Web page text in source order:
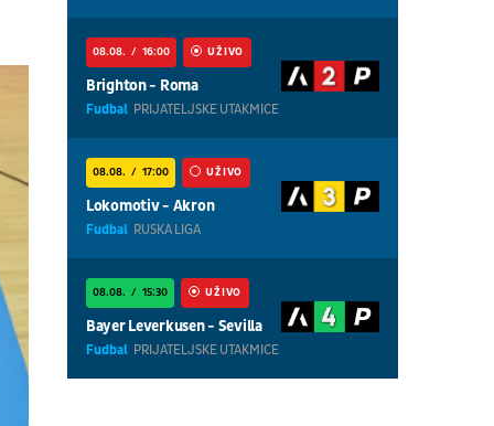
08.08. 16:00 UŽIVO
Brighton - Roma
Fudbal PRIJATELJSKE UTAKMICE
08.08. 17:00 UŽIVO
Lokomotiv - Akron
Fudbal RUSKA LIGA
08.08. 15:30 UŽIVO
Bayer Leverkusen - Sevilla
Fudbal PRIJATELJSKE UTAKMICE